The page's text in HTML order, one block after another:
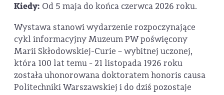
Kiedy: Od 5 maja do końca czerwca 2026 roku.
Wystawa stanowi wydarzenie rozpoczynające
cykl informacyjny Muzeum PW poświęcony
Marii Skłodowskiej-Curie – wybitnej uczonej,
która 100 lat temu - 21 listopada 1926 roku
została uhonorowana doktoratem honoris causa
Politechniki Warszawskiej i do dziś pozostaje